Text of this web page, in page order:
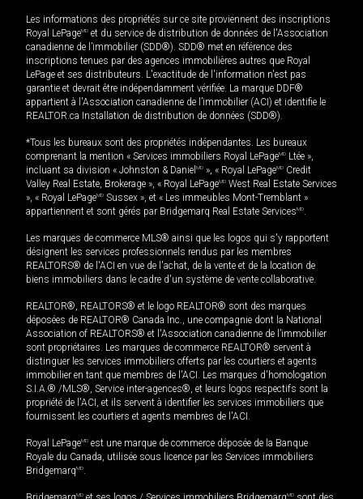
Les informations des propriétés sur ce site proviennent des inscriptions
Royal LePageMD et du service de distribution de données de l'Association
canadienne de l’immobilier (SDD®). SDD® met en référence des
inscriptions tenues par des agences immobilières autres que Royal
LePage et ses distributeurs. L'exactitude de l'information n'est pas
garantie et devrait être indépendamment vérifiée. La marque DDF®
appartient à l'Association canadienne de l’immobilier (ACI) et identifie le
REALTOR.ca Installation de distribution de données (SDD®).
*Tous les bureaux sont des propriétés indépendantes. Les bureaux
comprenant la mention « Services immobiliers Royal LePageMD Ltée »,
incluant sa division « Johnston & Daniel MD », « Royal LePageMD Credit
Valley Real Estate, Brokerage », « Royal LePageMD West Real Estate Services
», « Royal LePageMD Sussex », et « Les immeubles Mont-Tremblant »
appartiennent et sont gérés par Bridgemarq Real Estate ServicesMD
Les marques de commerce MLS® ainsi que les logos qui s'y rapportent
désignent les services professionnels rendus par les membres
REALTORS® de l'ACI en vue de l'achat, de la vente et de la location de
biens immobiliers dans le cadre d'un système de vente collaborative.
REALTOR®, REALTORS® et le logo REALTOR® sont des marques
déposées de REALTOR® Canada Inc., une compagnie dont la National
Association of REALTORS® et l'Association canadienne de l’immobilier
sont propriétaires. Les marques de commerce REALTOR® servent à
distinguer les services immobiliers offerts par les courtiers et agents
immobilier en tant que membres de l'ACI. Les marques d'homologation
S.I.A.® /MLS®, Service inter-agences®, et leurs logos respectifs sont la
propriété de l'ACI, et ils servent à identifier les services immobiliers que
fournissent les courtiers et agents membres de l'ACI.
Royal LePageMD est une marque de commerce déposée de la Banque
Royale du Canada, utilisée sous licence par les Services immobiliers
BridgemarqMD
MD MD